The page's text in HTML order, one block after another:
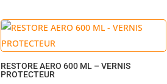
RESTORE AERO 600 ML – VERNIS
PROTECTEUR